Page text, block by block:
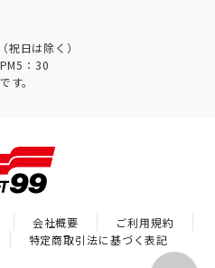
日は除く）
：30
す。
会社概要
ご利用規約
特定商取引法に基づく表記